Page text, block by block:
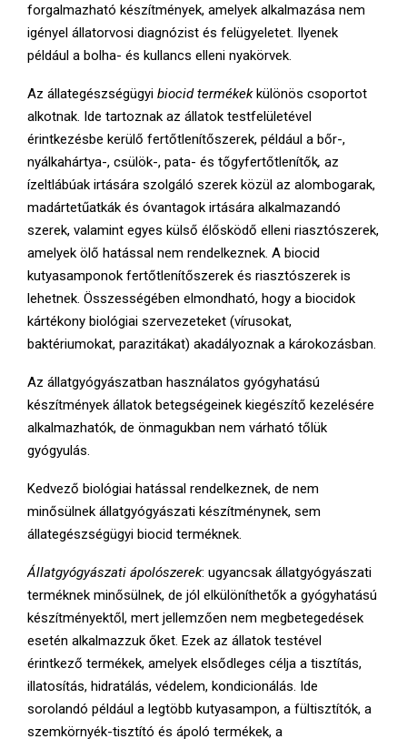
forgalmazható készítmények, amelyek alkalmazása nem
igényel állatorvosi diagnózist és felügyeletet. Ilyenek
például a bolha- és kullancs elleni nyakörvek.
Az állategészségügyi biocid termékekkülönös csoportot
alkotnak. Ide tartoznak az állatok testfelületével
érintkezésbe kerülő fertőtlenítőszerek, például a bőr-,
nyálkahártya-, csülök-, pata- és tőgyfertőtlenítők, az
ízeltlábúak irtására szolgáló szerek közül az alombogarak,
madártetűatkák és óvantagok irtására alkalmazandó
szerek, valamint egyes külső élősködő elleni riasztószerek,
amelyek ölő hatással nem rendelkeznek. A biocid
kutyasamponok fertőtlenítőszerek és riasztószerek is
lehetnek. Összességében elmondható, hogy a biocidok
kártékony biológiai szervezeteket (vírusokat,
baktériumokat, parazitákat) akadályoznak a károkozásban.
Az állatgyógyászatban használatos gyógyhatású
készítmények állatok betegségeinek kiegészítő kezelésére
alkalmazhatók, de önmagukban nem várható tőlük
gyógyulás.
Kedvező biológiai hatással rendelkeznek, de nem
minősülnek állatgyógyászati készítménynek, sem
állategészségügyi biocid terméknek.
Állatgyógyászati ápolószerek: ugyancsak állatgyógyászati
terméknek minősülnek, de jól elkülöníthetők a gyógyhatású
készítményektől, mert jellemzően nem megbetegedések
esetén alkalmazzuk őket. Ezek az állatok testével
érintkező termékek, amelyek elsődleges célja a tisztítás,
illatosítás, hidratálás, védelem, kondicionálás. Ide
sorolandó például a legtöbb kutyasampon, a fültisztítók, a
szemkörnyék-tisztító és ápoló termékek, a